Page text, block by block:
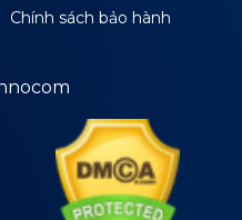
Chính sách bảo hành